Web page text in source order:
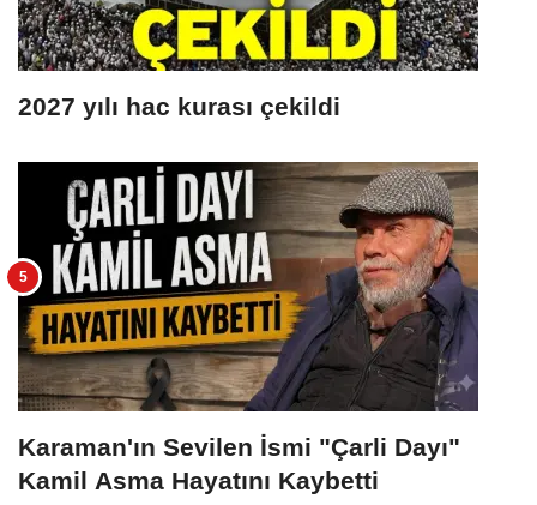
2027 yılı hac kurası çekildi
Karaman'ın Sevilen İsmi "Çarli Dayı"
Kamil Asma Hayatını Kaybetti